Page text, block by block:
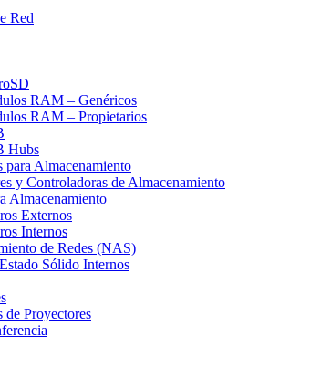
Red
RAM – Genéricos
RAM – Propietarios
Hubs
para Almacenamiento
y Controladoras de Almacenamiento
Almacenamiento
Externos
Internos
de Redes (NAS)
Sólido Internos
de Proyectores